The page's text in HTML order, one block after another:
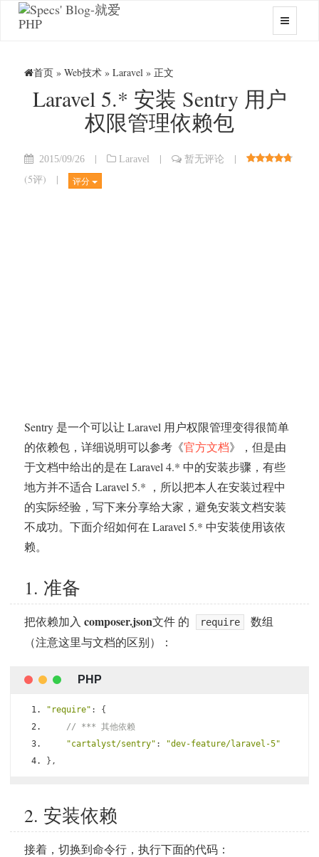
首页 » Web技术 » Laravel » 正文
Laravel 5.* 安装 Sentry 用户
权限管理依赖包
2015/09/26 | Laravel | 暂无评论
|
(5评) | 评分
Sentry 是一个可以让 Laravel 用户权限管理变得很简单
的依赖包，详细说明可以参考《官方文档》，但是由
于文档中给出的是在 Laravel 4.* 中的安装步骤，有些
地方并不适合 Laravel 5.* ，所以把本人在安装过程中
的实际经验，写下来分享给大家，避免安装文档安装
不成功。下面介绍如何在 Laravel 5.* 中安装使用该依
赖。
1. 准备
把依赖加入 composer.json文件 的 require
数组
（注意这里与文档的区别）：
"require" :
{
// *** 其他依赖
"cartalyst/sentry" :
"dev-feature/laravel-5"
},
2. 安装依赖
接着，切换到命令行，执行下面的代码：